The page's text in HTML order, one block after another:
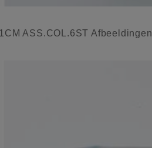
ASS.COL.6ST Afbeeldingen